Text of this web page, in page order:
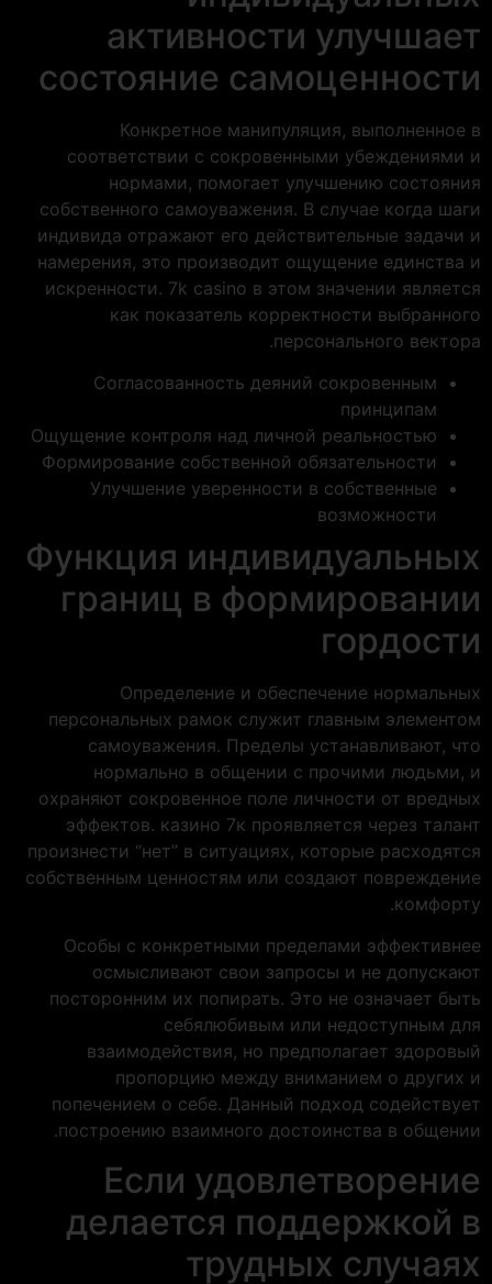
активности улучшает
состояние самоценности
Конкретное манипуляция, выполненное в
соответствии с сокровенными убеждениями и
нормами, помогает улучшению состояния
собственного самоуважения. В случае когда шаги
индивида отражают его действительные задачи и
намерения, это производит ощущение единства и
искренности. 7k casino в этом значении является
как показатель корректности выбранного
персонального вектора.
Согласованность деяний сокровенным
принципам
Ощущение контроля над личной реальностью
Формирование собственной обязательности
Улучшение уверенности в собственные
возможности
Функция индивидуальных
границ в формировании
гордости
Определение и обеспечение нормальных
персональных рамок служит главным элементом
самоуважения. Пределы устанавливают, что
нормально в общении с прочими людьми, и
охраняют сокровенное поле личности от вредных
эффектов. казино 7к проявляется через талант
произнести “нет” в ситуациях, которые расходятся
собственным ценностям или создают повреждение
комфорту.
Особы с конкретными пределами эффективнее
осмысливают свои запросы и не допускают
посторонним их попирать. Это не означает быть
себялюбивым или недоступным для
взаимодействия, но предполагает здоровый
пропорцию между вниманием о других и
попечением о себе. Данный подход содействует
построению взаимного достоинства в общении.
Если удовлетворение
делается поддержкой в
трудных случаях